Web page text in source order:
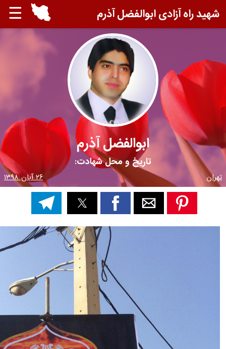
☰ شهید راه آزادی ابوالفضل آذرم
ابوالفضل آذرم
تاریخ و محل شهادت:
تهران ۲۶ آبان ۱۳۹۸